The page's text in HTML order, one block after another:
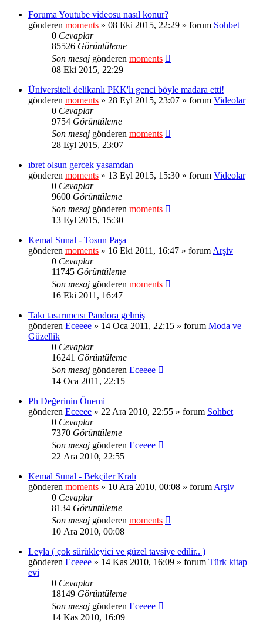
Foruma Youtube videosu nasıl konur?
gönderen moments » 08 Eki 2015, 22:29 » forum Sohbet
0 Cevaplar
85526 Görüntüleme
Son mesaj gönderen moments
08 Eki 2015, 22:29
Üniversiteli delikanlı PKK'lı genci böyle madara etti!
gönderen moments » 28 Eyl 2015, 23:07 » forum Videolar
0 Cevaplar
9754 Görüntüleme
Son mesaj gönderen moments
28 Eyl 2015, 23:07
ıbret olsun gercek yasamdan
gönderen moments » 13 Eyl 2015, 15:30 » forum Videolar
0 Cevaplar
9600 Görüntüleme
Son mesaj gönderen moments
13 Eyl 2015, 15:30
Kemal Sunal - Tosun Paşa
gönderen moments » 16 Eki 2011, 16:47 » forum Arşiv
0 Cevaplar
11745 Görüntüleme
Son mesaj gönderen moments
16 Eki 2011, 16:47
Takı tasarımcısı Pandora gelmiş
gönderen Eceeee » 14 Oca 2011, 22:15 » forum Moda ve
Güzellik
0 Cevaplar
16241 Görüntüleme
Son mesaj gönderen Eceeee
14 Oca 2011, 22:15
Ph Değerinin Önemi
gönderen Eceeee » 22 Ara 2010, 22:55 » forum Sohbet
0 Cevaplar
7370 Görüntüleme
Son mesaj gönderen Eceeee
22 Ara 2010, 22:55
Kemal Sunal - Bekçiler Kralı
gönderen moments » 10 Ara 2010, 00:08 » forum Arşiv
0 Cevaplar
8134 Görüntüleme
Son mesaj gönderen moments
10 Ara 2010, 00:08
Leyla ( çok sürükleyici ve güzel tavsiye edilir.. )
gönderen Eceeee » 14 Kas 2010, 16:09 » forum Türk kitap
evi
0 Cevaplar
18149 Görüntüleme
Son mesaj gönderen Eceeee
14 Kas 2010, 16:09